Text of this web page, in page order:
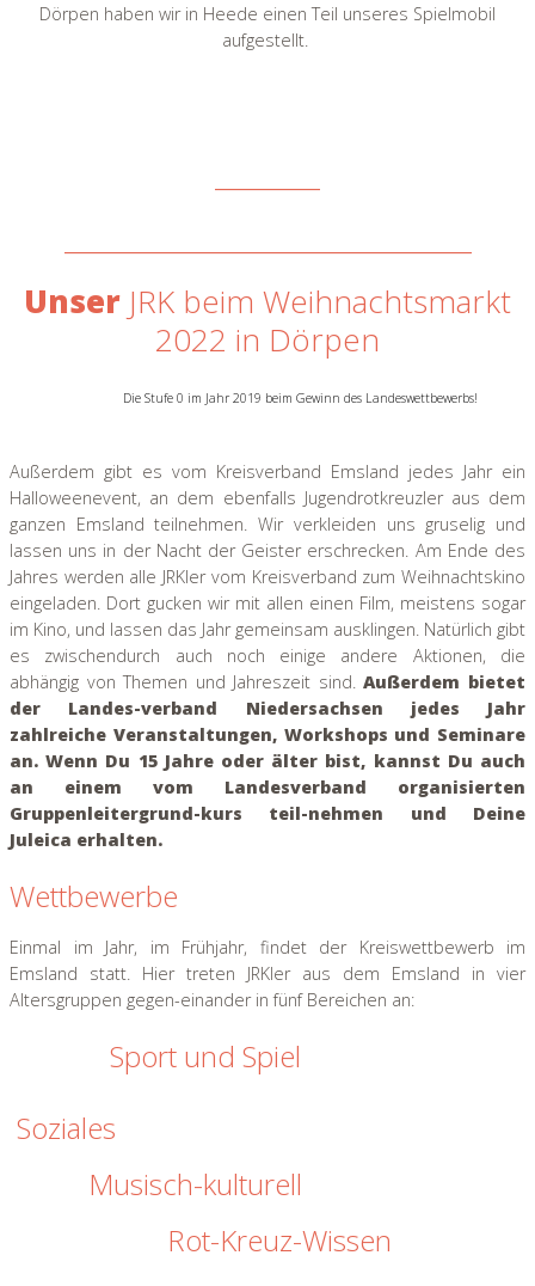
Dörpen haben wir in Heede einen Teil unseres Spielmobil
aufgestellt.
Unser JRK beim Weihnachtsmarkt
2022 in Dörpen
Die Stufe 0 im Jahr 2019 beim Gewinn des Landeswettbewerbs!
Außerdem gibt es vom Kreisverband Emsland jedes Jahr ein
Halloweenevent, an dem ebenfalls Jugendrotkreuzler aus dem
ganzen Emsland teilnehmen. Wir verkleiden uns gruselig und
lassen uns in der Nacht der Geister erschrecken. Am Ende des
Jahres werden alle JRKler vom Kreisverband zum Weihnachtskino
eingeladen. Dort gucken wir mit allen einen Film, meistens sogar
im Kino, und lassen das Jahr gemeinsam ausklingen. Natürlich gibt
es zwischendurch auch noch einige andere Aktionen, die
abhängig von Themen und Jahreszeit sind.Außerdem bietet
der Landes-verband Niedersachsen jedes Jahr
zahlreiche Veranstaltungen, Workshops und Seminare
an. Wenn Du 15 Jahre oder älter bist, kannst Du auch
an einem vom Landesverband organisierten
Gruppenleitergrund-kurs teil-nehmen und Deine
Juleica erhalten.
Wettbewerbe
Einmal im Jahr, im Frühjahr, findet der Kreiswettbewerb im
Emsland statt. Hier treten JRKler aus dem Emsland in vier
Altersgruppen gegen-einander in fünf Bereichen an:
Sport und Spiel
Soziales
Musisch-kulturell
Rot-Kreuz-Wissen